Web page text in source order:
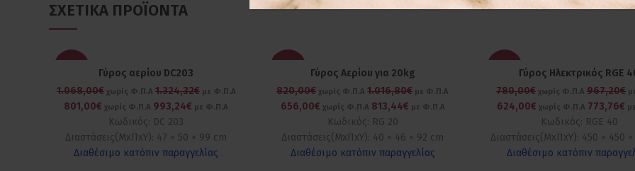
ΣΧΕΤΙΚΆ ΠΡΟΪΌΝΤΑ
Γύρος αερίου DC203
1.068,00€χωρίς Φ.Π.Α 1.324,32€με Φ.Π.Α
801,00€ χωρίς Φ.Π.Α 993,24€ με Φ.Π.Α
Κωδικός: DC 203
Διαστάσεις(ΜxΠxΥ): 47 × 50 × 99 cm
Διαθέσιμο κατόπιν παραγγελίας
Γύρος Αερίου για 20kg
820,00€ χωρίς Φ.Π.Α1.016,80€ με Φ.Π.Α
656,00€ χωρίς Φ.Π.Α 813,44€ με Φ.Π.Α
Κωδικός: RG 20
Διαστάσεις(ΜxΠxΥ): 40 × 46 × 92 cm
Διαθέσιμο κατόπιν παραγγελίας
Γύρος Ηλεκτρικός RGE
780,00€ χωρίς Φ.Π.Α967,20€
624,00€ χωρίς Φ.Π.Α 773,76€
Κωδικός: RGE 40
Διαστάσεις(ΜxΠxΥ): 450 × 450
Διαθέσιμο κατόπιν